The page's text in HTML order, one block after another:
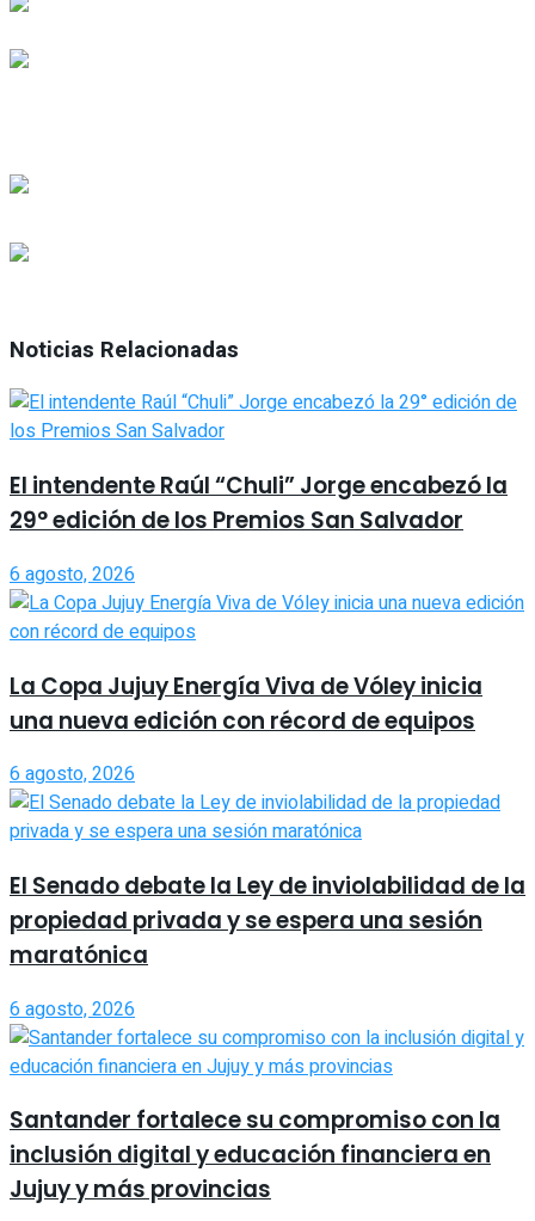
Noticias Relacionadas
El intendente Raúl “Chuli” Jorge encabezó la
29° edición de los Premios San Salvador
6 agosto, 2026
La Copa Jujuy Energía Viva de Vóley inicia
una nueva edición con récord de equipos
6 agosto, 2026
El Senado debate la Ley de inviolabilidad de la
propiedad privada y se espera una sesión
maratónica
6 agosto, 2026
Santander fortalece su compromiso con la
inclusión digital y educación financiera en
Jujuy y más provincias